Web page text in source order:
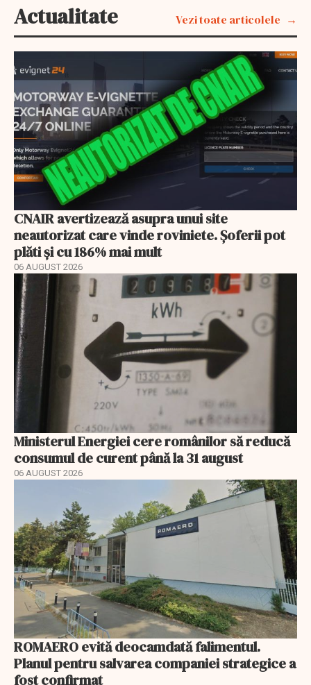
Actualitate Vezi toate articolele
CNAIR avertizează asupra unui site
neautorizat care vinde roviniete. Șoferii pot
plăti și cu 186% mai mult
06 AUGUST 2026
Ministerul Energiei cere românilor să reducă
consumul de curent până la 31 august
06 AUGUST 2026
ROMAERO evită deocamdată falimentul.
Planul pentru salvarea companiei strategice a
fost confirmat